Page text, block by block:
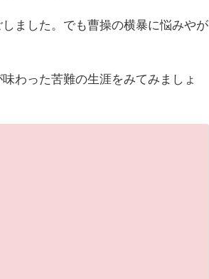
ました。でも曹操の横暴に悩みやが
わった苦難の生涯をみてみましょ